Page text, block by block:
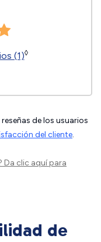
(1)◊
de los usuarios
del cliente.
Da clic aquípara
de